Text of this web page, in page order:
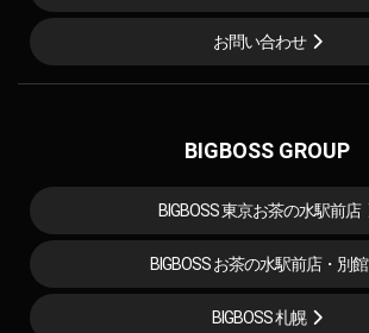
お問い合わせ
BIGBOSS GROUP
BIGBOSS 東京お茶の水駅前店
BIGBOSS お茶の水駅前店・別館
BIGBOSS 札幌